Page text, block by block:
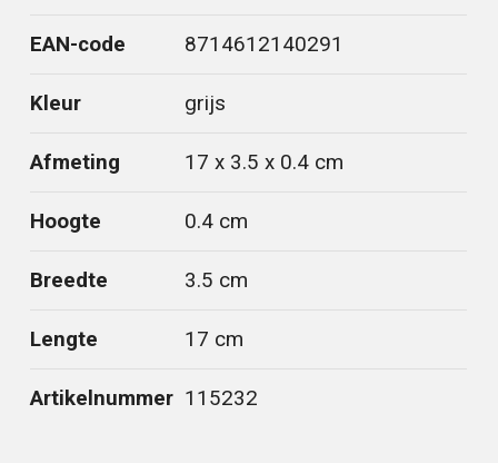
EAN-code 8714612140291
Kleur grijs
Afmeting 17 x 3.5 x 0.4 cm
Hoogte 0.4 cm
Breedte 3.5 cm
Lengte 17 cm
Artikelnummer 115232